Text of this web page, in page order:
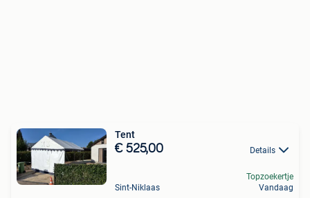
Tent
€ 525,00 Details
Sint-Niklaas
Topzoekertje
Vandaag